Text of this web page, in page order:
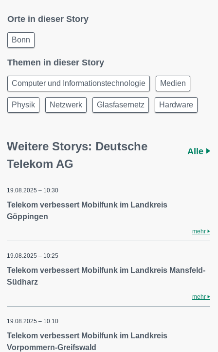
Orte in dieser Story
Bonn
Themen in dieser Story
Computer und Informationstechnologie Medien
Physik Netzwerk Glasfasernetz Hardware
Weitere Storys: Deutsche
Telekom AG
Alle
19.08.2025 – 10:30
Telekom verbessert Mobilfunk im Landkreis
Göppingen
mehr
19.08.2025 – 10:25
Telekom verbessert Mobilfunk im Landkreis Mansfeld-
Südharz
mehr
19.08.2025 – 10:10
Telekom verbessert Mobilfunk im Landkreis
Vorpommern-Greifswald